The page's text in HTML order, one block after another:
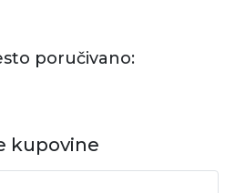
poručivano:
kupovine